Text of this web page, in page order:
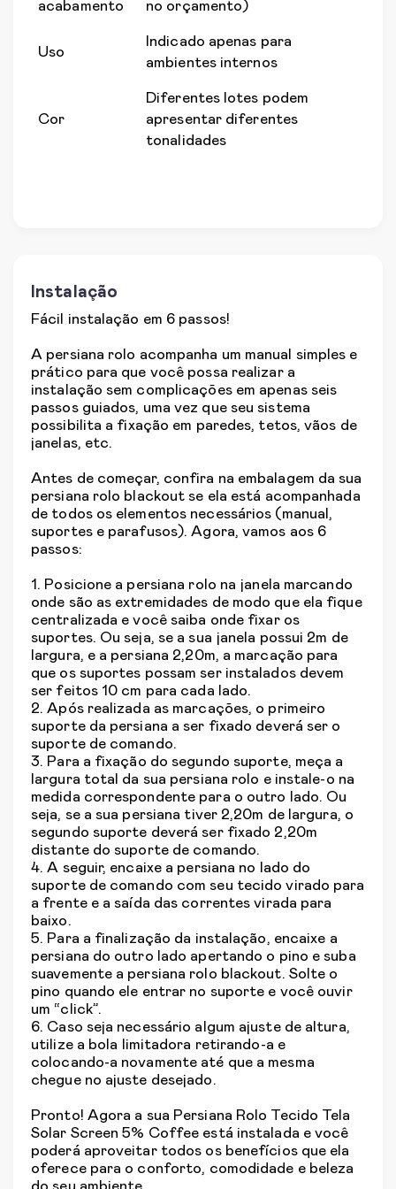
acabamento no orçamento)
Uso
Indicado apenas para
ambientes internos
Cor
Diferentes lotes podem
apresentar diferentes
tonalidades
Instalação
Fácil instalação em 6 passos!
A persiana rolo acompanha um manual simples e
prático para que você possa realizar a
instalação sem complicações em apenas seis
passos guiados, uma vez que seu sistema
possibilita a fixação em paredes, tetos, vãos de
janelas, etc.
Antes de começar, confira na embalagem da sua
persiana rolo blackout se ela está acompanhada
de todos os elementos necessários (manual,
suportes e parafusos). Agora, vamos aos 6
passos:
1. Posicione a persiana rolo na janela marcando
onde são as extremidades de modo que ela fique
centralizada e você saiba onde fixar os
suportes. Ou seja, se a sua janela possui 2m de
largura, e a persiana 2,20m, a marcação para
que os suportes possam ser instalados devem
ser feitos 10 cm para cada lado.
2. Após realizada as marcações, o primeiro
suporte da persiana a ser fixado deverá ser o
suporte de comando.
3. Para a fixação do segundo suporte, meça a
largura total da sua persiana rolo e instale-o na
medida correspondente para o outro lado. Ou
seja, se a sua persiana tiver 2,20m de largura, o
segundo suporte deverá ser fixado 2,20m
distante do suporte de comando.
4. A seguir, encaixe a persiana no lado do
suporte de comando com seu tecido virado para
a frente e a saída das correntes virada para
baixo.
5. Para a finalização da instalação, encaixe a
persiana do outro lado apertando o pino e suba
suavemente a persiana rolo blackout. Solte o
pino quando ele entrar no suporte e você ouvir
um “click”.
6. Caso seja necessário algum ajuste de altura,
utilize a bola limitadora retirando-a e
colocando-a novamente até que a mesma
chegue no ajuste desejado.
Pronto! Agora a sua Persiana Rolo Tecido Tela
Solar Screen 5% Coffee está instalada e você
poderá aproveitar todos os benefícios que ela
oferece para o conforto, comodidade e beleza